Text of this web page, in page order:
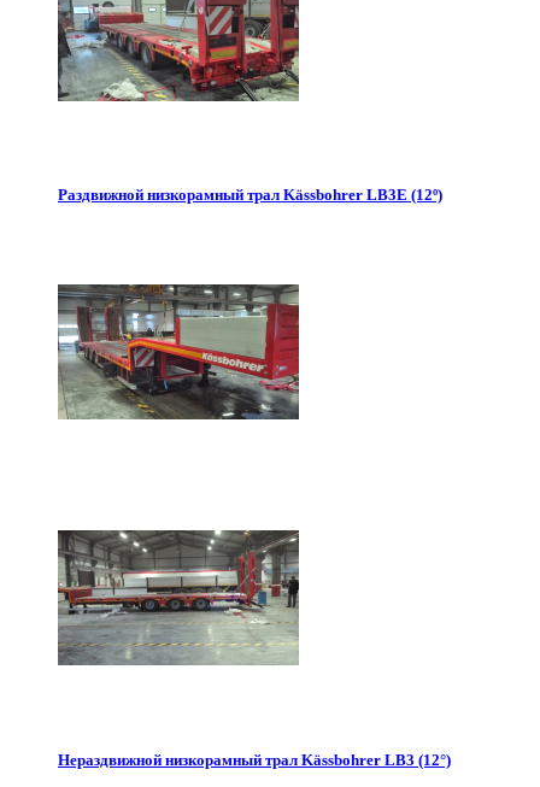
Раздвижной низкорамный трал Kässbohrer LB3E (12º)
Нераздвижной низкорамный трал Kässbohrer LB3 (12°)